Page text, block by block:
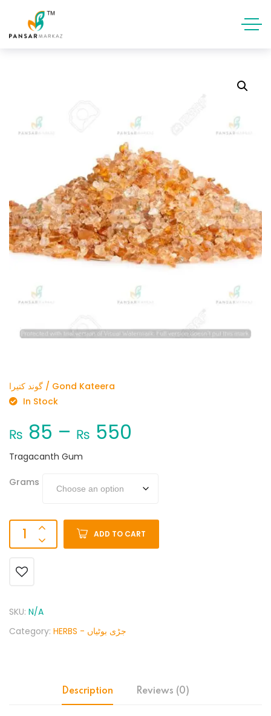
گوند کتیرا / Gond Kateera
In Stock
₨ 85 – ₨ 550
Tragacanth Gum
Grams
ADD TO CART
SKU: N/A
Category:
HERBS - جڑی بوٹیاں
Description Reviews (0)